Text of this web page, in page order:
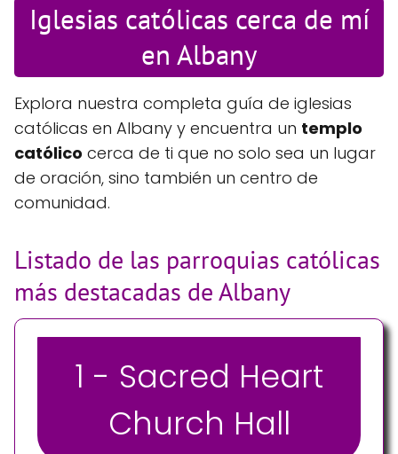
Iglesias católicas cerca de mí
en Albany
Explora nuestra completa guía de iglesias
católicas en Albany y encuentra un templo
católico cerca de ti que no solo sea un lugar
de oración, sino también un centro de
comunidad.
Listado de las parroquias católicas
más destacadas de Albany
1 - Sacred Heart
Church Hall